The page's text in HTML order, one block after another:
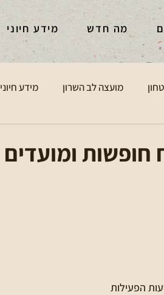
מה חדש מידע חיוני
מועצה לב השרון מידע חיוני
ומועדים 2026–2027
הפעילות